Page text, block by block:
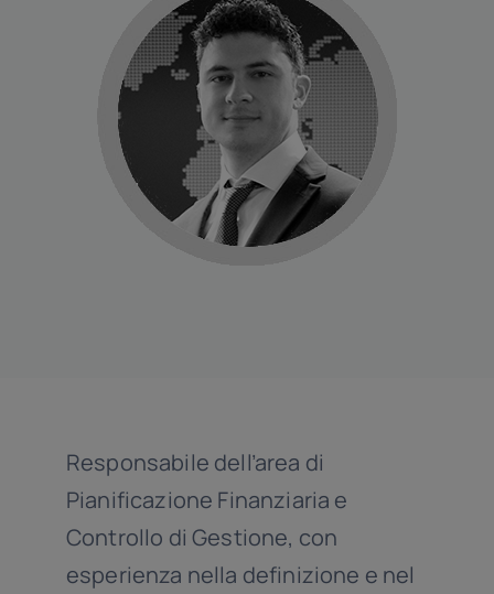
Responsabile dell’area di
Pianificazione Finanziaria e
Controllo di Gestione, con
esperienza nella definizione e nel